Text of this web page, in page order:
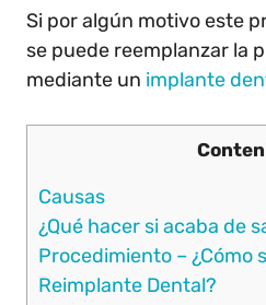
Si por algún motivo este
se puede reemplanzar la
mediante un implante
Causas
¿Qué hacer si acaba de
Procedimiento – ¿Cómo
Reimplante Dental?